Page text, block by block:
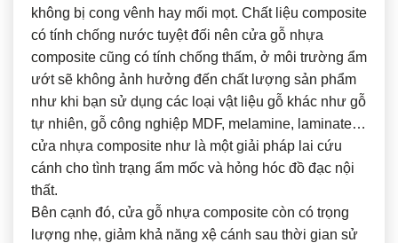
không bị cong vênh hay mối mọt. Chất liệu composite
có tính chống nước tuyệt đối nên cửa gỗ nhựa
composite cũng có tính chống thấm, ở môi trường ẩm
ướt sẽ không ảnh hưởng đến chất lượng sản phẩm
như khi bạn sử dụng các loại vật liệu gỗ khác như gỗ
tự nhiên, gỗ công nghiệp MDF, melamine, laminate…
cửa nhựa composite như là một giải pháp lai cứu
cánh cho tình trạng ẩm mốc và hỏng hóc đồ đạc nội
thất.
Bên cạnh đó, cửa gỗ nhựa composite còn có trọng
lượng nhẹ, giảm khả năng xệ cánh sau thời gian sử